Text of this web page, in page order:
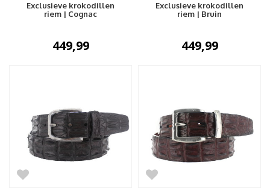
Exclusieve krokodillen
riem | Cognac
449,99
Exclusieve krokodillen
riem | Bruin
449,99